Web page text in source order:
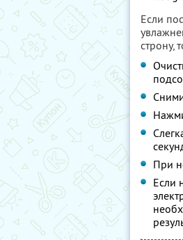
Если
строну,
При
Если